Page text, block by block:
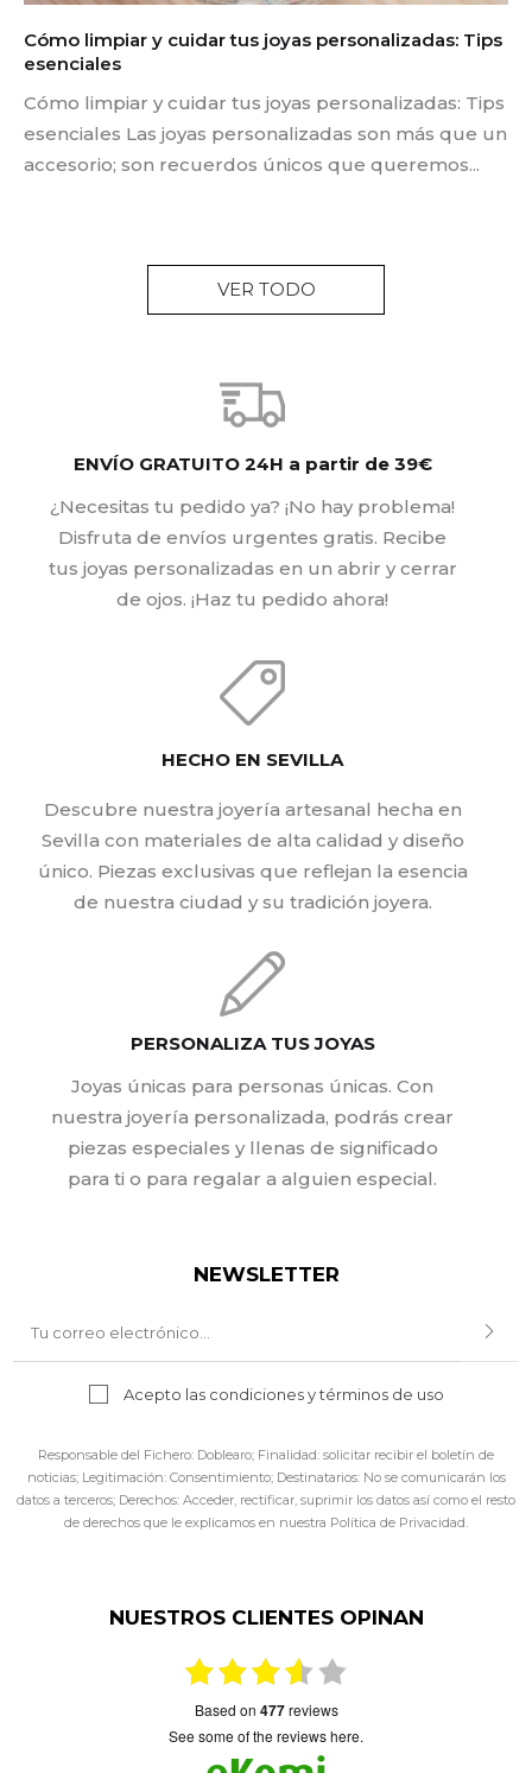
Cómo limpiar y cuidar tus joyas personalizadas: Tips
esenciales
Cómo limpiar y cuidar tus joyas personalizadas: Tips
esenciales Las joyas personalizadas son más que un
accesorio; son recuerdos únicos que queremos...
VER TODO
ENVÍO GRATUITO 24H a partir de 39€
¿Necesitas tu pedido ya? ¡No hay problema!
Disfruta de envíos urgentes gratis. Recibe
tus joyas personalizadas en un abrir y cerrar
de ojos. ¡Haz tu pedido ahora!
HECHO EN SEVILLA
Descubre nuestra joyería artesanal hecha en
Sevilla con materiales de alta calidad y diseño
único. Piezas exclusivas que reflejan la esencia
de nuestra ciudad y su tradición joyera.
PERSONALIZA TUS JOYAS
Joyas únicas para personas únicas. Con
nuestra joyería personalizada, podrás crear
piezas especiales y llenas de significado
para ti o para regalar a alguien especial.
NEWSLETTER
Acepto las condiciones y términos de uso
Responsable del Fichero: Doblearo; Finalidad: solicitar recibir el boletín de
noticias; Legitimación: Consentimiento; Destinatarios: No se comunicarán los
datos a terceros; Derechos: Acceder, rectificar, suprimir los datos así como el resto
de derechos que le explicamos en nuestra Política de Privacidad.
NUESTROS CLIENTES OPINAN
based on 477reviews
see some of the reviews here.